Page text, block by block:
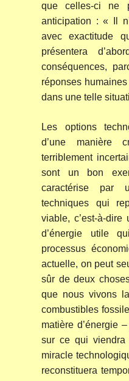
que celles-ci ne
anticipation : « Il
avec exactitude
présentera
conséquences,
réponses
dans une telle
Les options
d’une manière
terriblement
sont un bon
caractérise par
techniques qui
viable, c’est-à-
d’énergie utile
processus
actuelle, on peut
sûr de deux
que nous vivons
combustibles
matière d’énergie
sur ce qui viendra
miracle
reconstituera